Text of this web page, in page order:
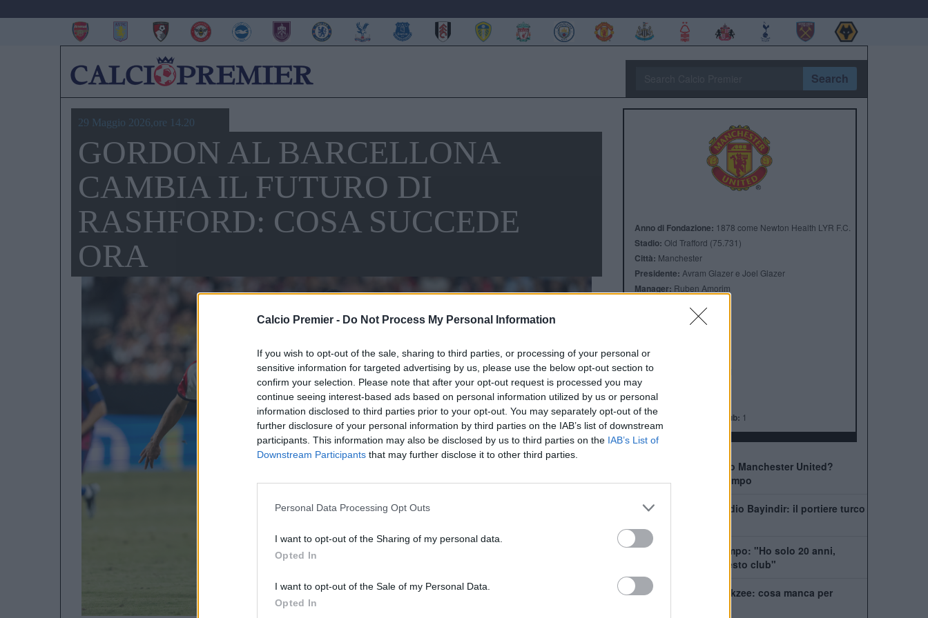
Calcio Premier - Do Not Process My Personal Information
If you wish to opt-out of the sale, sharing to third parties, or processing of your personal or
sensitive information for targeted advertising by us, please use the below opt-out section to
confirm your selection. Please note that after your opt-out request is processed you may
continue seeing interest-based ads based on personal information utilized by us or personal
information disclosed to third parties prior to your opt-out. You may separately opt-out of the
further disclosure of your personal information by third parties on the IAB’s list of downstream
participants. This information may also be disclosed by us to third parties on the IAB’s List of
Downstream Participants that may further disclose it to other third parties.
Personal Data Processing Opt Outs
I want to opt-out of the Sharing of my personal data.
Opted In
I want to opt-out of the Sale of my Personal Data.
Opted In
Search
29 Maggio 2026,ore 14.20
GORDON AL BARCELLONA
CAMBIA IL FUTURO DI
RASHFORD: COSA SUCCEDE
ORA
Anno di Fondazione: 1878 come Newton Health LYR F.C.
Stadio: Old Trafford (75.731)
Città: Manchester
Presidente: Avram Glazer e Joel Glazer
Manager: Ruben Amorim
Premier League:
20
League Cup:
FA Community Shield:
Champions League:
Supercoppa Europea:
Coppa del Mondo per Club: 1
Come giocherà il nuovo Manchester United?
Rivoluzione a centrocampo
Manchester United, addio Bayindir: il portiere turco
United, Yoro chiede tempo: "Ho solo 20 anni,
posso dare tanto a questo club"
La Juventus ha il si Zirkzee: cosa manca per